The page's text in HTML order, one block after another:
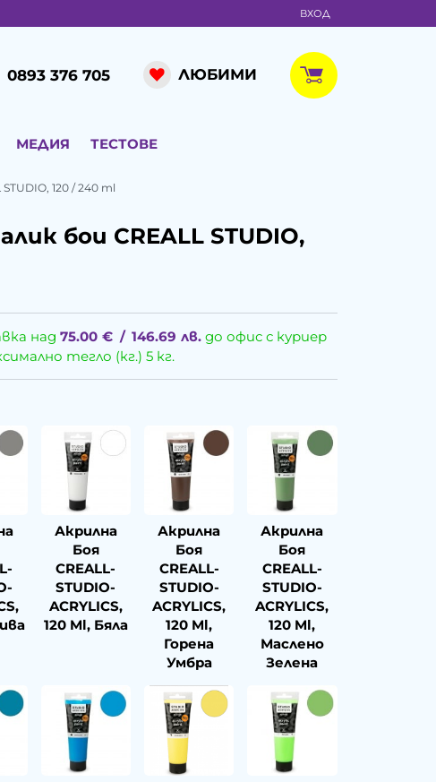
ВХОД
0893 376 705 ЛЮБИМИ
МЕДИЯ ТЕСТОВЕ
120 / 240 ml
бои CREALL STUDIO,
над75.00 € / 146.69 лв. до офис с куриер
тегло (кг.) 5 кг.
Акрилна
Боя
CREALL-
STUDIO-
ACRYLICS,
120 Ml, Бяла
Акрилна
Боя
CREALL-
STUDIO-
ACRYLICS,
120 Ml,
Горена
Умбра
Акрилна
Боя
CREALL-
STUDIO-
ACRYLICS,
120 Ml,
Маслено
Зелена